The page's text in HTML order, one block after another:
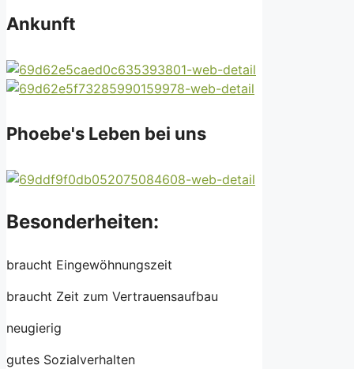
Ankunft
Phoebe's Leben bei uns
Besonderheiten:
braucht Eingewöhnungszeit
braucht Zeit zum Vertrauensaufbau
neugierig
gutes Sozialverhalten